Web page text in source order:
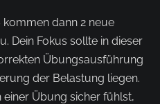
kommen dann 2 neue
Dein Fokus sollte in dieser
Übungsausführung
der Belastung liegen.
einer Übung sicher fühlst,